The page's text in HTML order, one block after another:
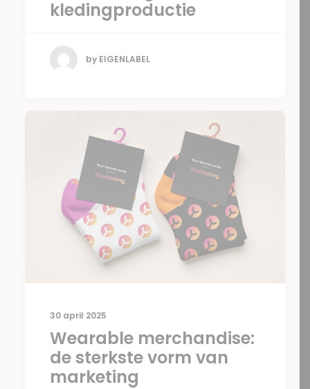
kledingproductie
by EIGENLABEL
30 april 2025
Wearable merchandise:
de sterkste vorm van
marketing